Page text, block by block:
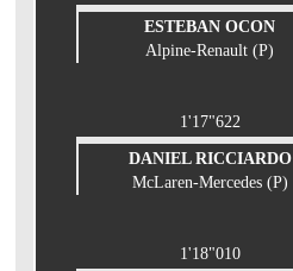
ESTEBAN OCON
Alpine-Renault (P)
1'17"622
DANIEL RICCIARDO
McLaren-Mercedes (P)
1'18"010